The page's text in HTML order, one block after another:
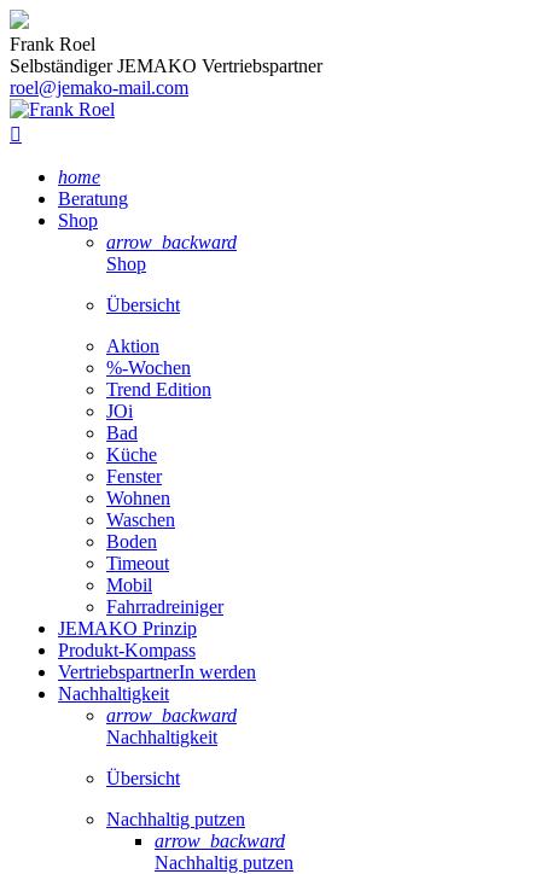
Frank Roel
Selbständiger JEMAKO Vertriebspartner
roel@jemako-mail.com

home
Beratung
Shop
arrow_backward
Shop
Übersicht
Aktion
%-Wochen
Trend Edition
JOi
Bad
Küche
Fenster
Wohnen
Waschen
Boden
Timeout
Mobil
Fahrradreiniger
JEMAKO Prinzip
Produkt-Kompass
VertriebspartnerIn werden
Nachhaltigkeit
arrow_backward
Nachhaltigkeit
Übersicht
Nachhaltig putzen
arrow_backward
Nachhaltig putzen